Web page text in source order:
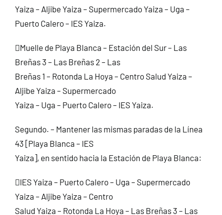
Yaiza – Aljibe Yaiza – Supermercado Yaiza – Uga –
Puerto Calero – IES Yaiza.
Muelle de Playa Blanca – Estación del Sur – Las
Breñas 3 – Las Breñas 2 – Las
Breñas 1 – Rotonda La Hoya – Centro Salud Yaiza –
Aljibe Yaiza – Supermercado
Yaiza – Uga – Puerto Calero – IES Yaiza.
Segundo. – Mantener las mismas paradas de la Línea
43 [Playa Blanca – IES
Yaiza], en sentido hacia la Estación de Playa Blanca:
IES Yaiza – Puerto Calero – Uga – Supermercado
Yaiza – Aljibe Yaiza – Centro
Salud Yaiza – Rotonda La Hoya – Las Breñas 3 – Las